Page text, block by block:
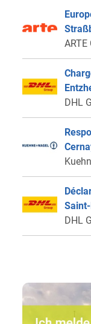
ARTE
DHL
DHL